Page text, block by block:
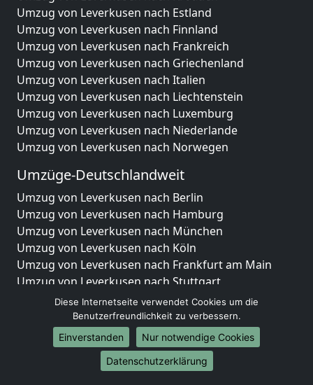
Umzug von Leverkusen nach Estland
Umzug von Leverkusen nach Finnland
Umzug von Leverkusen nach Frankreich
Umzug von Leverkusen nach Griechenland
Umzug von Leverkusen nach Italien
Umzug von Leverkusen nach Liechtenstein
Umzug von Leverkusen nach Luxemburg
Umzug von Leverkusen nach Niederlande
Umzug von Leverkusen nach Norwegen
Umzüge-Deutschlandweit
Umzug von Leverkusen nach Berlin
Umzug von Leverkusen nach Hamburg
Umzug von Leverkusen nach München
Umzug von Leverkusen nach Köln
Umzug von Leverkusen nach Frankfurt am Main
Umzug von Leverkusen nach Stuttgart
Umzug von Leverkusen nach Düsseldorf
Umzug von Leverkusen nach Leipzig
Umzug von Leverkusen nach Dortmund
Umzug von Leverkusen nach Essen
Umzug von Leverkusen nach Bremen
Diese Internetseite verwendet Cookies um die
Benutzerfreundlichkeit zu verbessern.
Einverstanden
Nur notwendige Cookies
Datenschutzerklärung